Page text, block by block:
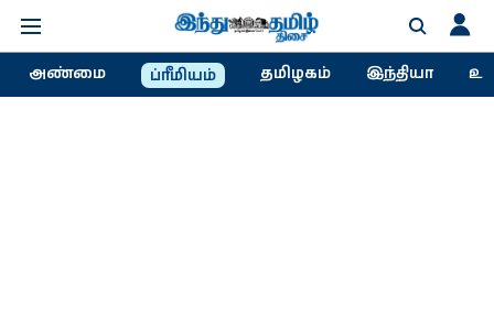
அண்மை ப்ரீமியம் தமிழகம் இந்தியா